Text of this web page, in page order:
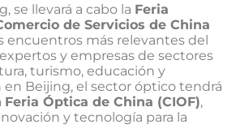
se llevará a cabo la Feria
de Servicios de China
encuentros más relevantes del
y empresas de sectores
turismo, educación y
Beijing, el sector óptico tendrá
Feria Óptica de China (CIOF),
y tecnología para la